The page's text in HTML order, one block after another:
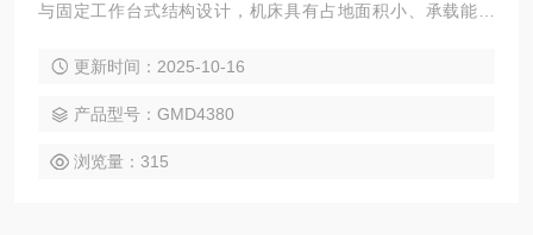
与固定工作台式结构设计，机床具有占地面积小、承载能力
模具、航空航天、船舶等领域的大型零件精密加工，可实现
选配附件铣头完成五面复合加工。
更新时间：2025-10-16
产品型号：GMD4380
浏览量：315